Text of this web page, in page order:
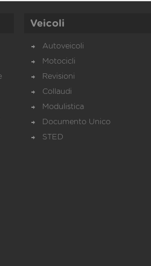
Veicoli
Autoveicoli
Motocicli
Revisioni
Collaudi
Modulistica
Documento Unico
STED